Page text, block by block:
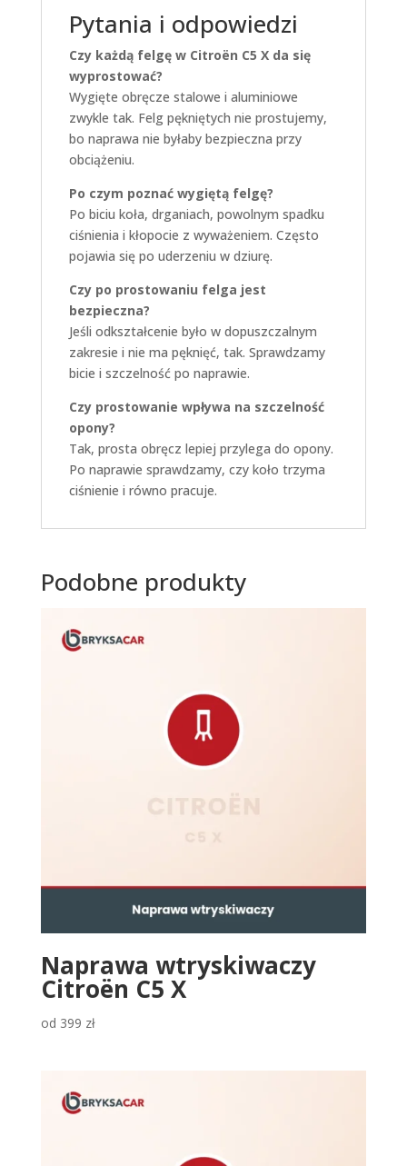
Pytania i odpowiedzi
Czy każdą felgę w Citroën C5 X da się
wyprostować?
Wygięte obręcze stalowe i aluminiowe
zwykle tak. Felg pękniętych nie prostujemy,
bo naprawa nie byłaby bezpieczna przy
obciążeniu.
Po czym poznać wygiętą felgę?
Po biciu koła, drganiach, powolnym spadku
ciśnienia i kłopocie z wyważeniem. Często
pojawia się po uderzeniu w dziurę.
Czy po prostowaniu felga jest
bezpieczna?
Jeśli odkształcenie było w dopuszczalnym
zakresie i nie ma pęknięć, tak. Sprawdzamy
bicie i szczelność po naprawie.
Czy prostowanie wpływa na szczelność
opony?
Tak, prosta obręcz lepiej przylega do opony.
Po naprawie sprawdzamy, czy koło trzyma
ciśnienie i równo pracuje.
Podobne produkty
Naprawa wtryskiwaczy
Citroën C5 X
od 399 zł